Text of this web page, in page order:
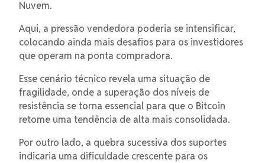
Nuvem.
Aqui, a pressão vendedora poderia se intensificar,
colocando ainda mais desafios para os investidores
que operam na ponta compradora.
Esse cenário técnico revela uma situação de
fragilidade, onde a superação dos níveis de
resistência se torna essencial para que o Bitcoin
retome uma tendência de alta mais consolidada.
Por outro lado, a quebra sucessiva dos suportes
indicaria uma dificuldade crescente para os